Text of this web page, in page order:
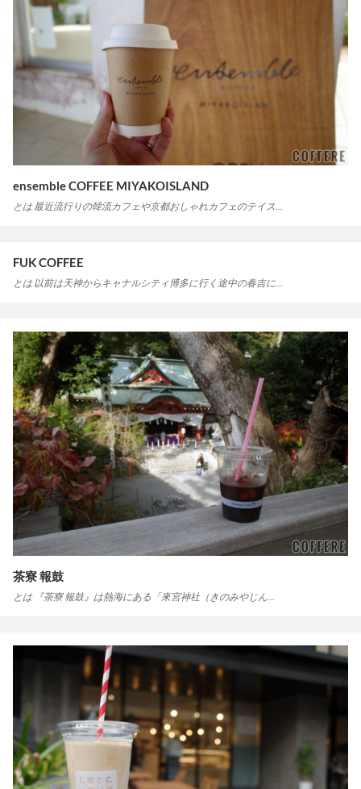
ensemble COFFEE MIYAKOISLAND
とは 最近流行りの韓流カフェや京都おしゃれカフェのテイス…
FUK COFFEE
とは 以前は天神からキャナルシティ博多に行く途中の春吉に…
茶寮 報鼓
とは 『茶寮 報鼓』は熱海にある「來宮神社（きのみやじん…